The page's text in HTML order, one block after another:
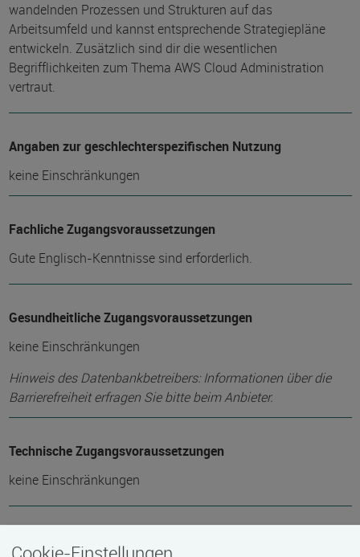
wandelnden Prozessen und Strukturen auf das
Arbeitsumfeld und kannst entsprechende Strategiepläne
entwickeln. Zusätzlich sind dir die wesentlichen
Begrifflichkeiten zum Thema AWS Cloud Administration
vertraut.
Angaben zur geschlechterspezifischen Nutzung
keine Einschränkungen
Fachliche Zugangsvoraussetzungen
Gute Englisch-Kenntnisse sind erforderlich.
Gesundheitliche Zugangsvoraussetzungen
keine Einschränkungen
Hinweis des Datenbankbetreibers: Informationen über die
Barrierefreiheit erfragen Sie bitte beim Anbieter.
Technische Zugangsvoraussetzungen
keine Einschränkungen
Cookie-Einstellungen